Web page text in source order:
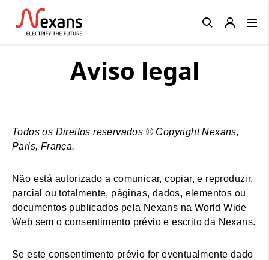
Aviso legal
Todos os Direitos reservados © Copyright Nexans,
Paris, França.
Não está autorizado a comunicar, copiar, e reproduzir,
parcial ou totalmente, páginas, dados, elementos ou
documentos publicados pela Nexans na World Wide
Web sem o consentimento prévio e escrito da Nexans.
Se este consentimento prévio for eventualmente dado
Close